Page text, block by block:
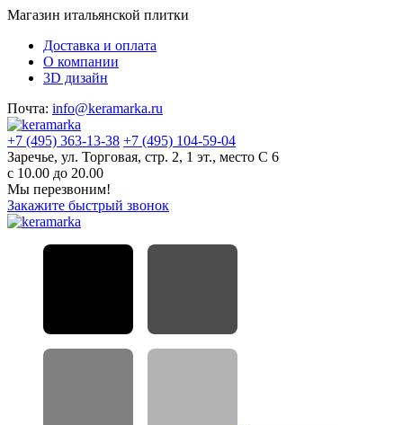
Магазин итальянской плитки
Доставка и оплата
О компании
3D дизайн
Почта: info@keramarka.ru
+7 (495) 363-13-38 +7 (495) 104-59-04
Заречье, ул. Торговая, стр. 2, 1 эт., место С 6
с 10.00 до 20.00
Мы перезвоним!
Закажите быстрый звонок